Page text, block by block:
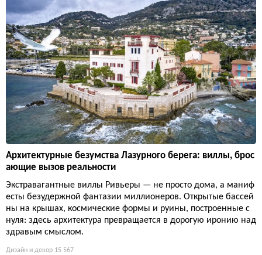
Архитектурные безумства Лазурного берега: виллы, брос
ающие вызов реальности
Экстравагантные виллы Ривьеры — не просто дома, а маниф
есты безудержной фантазии миллионеров. Открытые бассей
ны на крышах, космические формы и руины, построенные с
нуля: здесь архитектура превращается в дорогую иронию над
здравым смыслом.
Дизайн и декор 15 567